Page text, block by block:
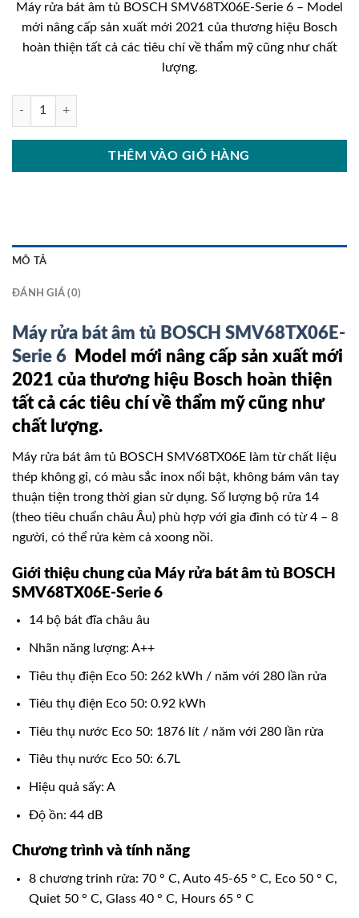
là:
46.800.000₫.
tại
là:
Máy rửa bát âm tủ BOSCH SMV68TX06E-Serie 6 – Model
mới nâng cấp sản xuất mới 2021 của thương hiệu Bosch
hoàn thiện tất cả các tiêu chí về thẩm mỹ cũng như chất
lượng.
Máy rửa bát âm tủ BOSCH SMV68TX06E-Serie 6 số lượng
THÊM VÀO GIỎ HÀNG
MÔ TẢ
ĐÁNH GIÁ (0)
Máy rửa bát âm tủ BOSCH SMV68TX06E-
Serie 6 Model mới nâng cấp sản xuất mới
2021 của thương hiệu Bosch hoàn thiện
tất cả các tiêu chí về thẩm mỹ cũng như
chất lượng.
Máy rửa bát âm tủ BOSCH SMV68TX06E làm từ chất liệu
thép không gỉ, có màu sắc inox nổi bật, không bám vân tay
thuận tiện trong thời gian sử dụng. Số lượng bộ rửa 14
(theo tiêu chuẩn châu Âu) phù hợp với gia đình có từ 4 – 8
người, có thể rửa kèm cả xoong nồi.
Giới thiệu chung của Máy rửa bát âm tủ BOSCH
SMV68TX06E-Serie 6
14 bộ bát đĩa châu âu
Nhãn năng lượng: A++
Tiêu thụ điện Eco 50: 262 kWh / năm với 280 lần rửa
Tiêu thụ điện Eco 50: 0.92 kWh
Tiêu thụ nước Eco 50: 1876 lít / năm với 280 lần rửa
Tiêu thụ nước Eco 50: 6.7L
Hiệu quả sấy: A
Độ ồn: 44 dB
Chương trình và tính năng
8 chương trinh rửa: 70 ° C, Auto 45-65 ° C, Eco 50 ° C,
Quiet 50 ° C, Glass 40 ° C, Hours 65 ° C